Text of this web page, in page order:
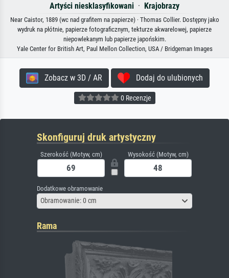
Artyści niesklasyfikowani · Krajobrazy
Near Caistor, 1889 (wc nad grafitem na papierze) · Thomas Collier. Dostępny jako
wydruk na płótnie, papierze fotograficznym, tekturze akwarelowej, papierze
niepowlekanym lub papierze japońskim.
Yale Center for British Art, Paul Mellon Collection, USA / Bridgeman Images
Zobacz w 3D / AR Dodaj do ulubionych
0 Recenzje
Skonfiguruj druk artystyczny
Szerokość (Motyw, cm) Wysokość (Motyw, cm)
Dodatkowe obramowanie
Obramowanie: 0 cm
Rama